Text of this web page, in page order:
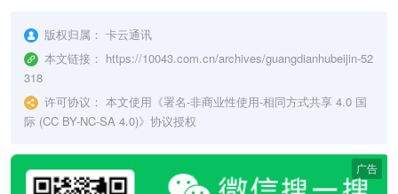
版权归属： 卡云通讯
本文链接： https://10043.com.cn/archives/guangdianhubeijin-52
318
许可协议： 本文使用《署名-非商业性使用-相同方式共享 4.0 国
际 (CC BY-NC-SA 4.0)》协议授权
广告